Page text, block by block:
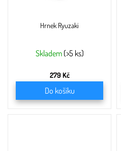
Hrnek Ryuzaki
Skladem (>5 ks)
279 Kč
Do košíku